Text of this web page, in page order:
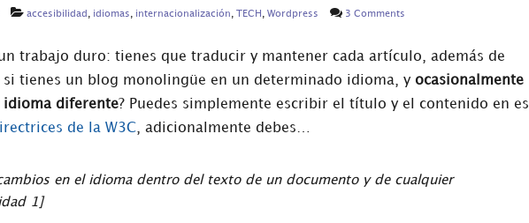
accesibilidad , idiomas , internacionalización , TECH , Wordpress 3 Comments
trabajo duro: tienes que traducir y mantener cada artículo, además de
tienes un blog monolingüe en un determinado idioma, y ocasionalmente
diferente? Puedes simplemente escribir el título y el contenido en
de la W3C, adicionalmente debes…
en el idioma dentro del texto de un documento y de cualquier
1]